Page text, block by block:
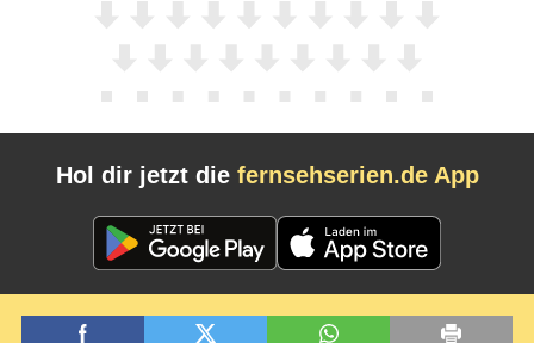
Hol dir jetzt die fernsehserien.de App